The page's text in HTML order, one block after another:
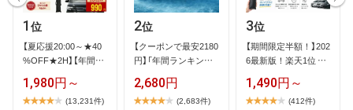
1 位
【​夏​応​援​2​0​:​0​0​～​★​4​0​
%​O​F​F​★​2​H​】​【​年​間​ラ​
1,980円～
(13,231件)
2位
【​ク​ー​ポ​ン​で​最​安​2​1​8​0​
円​】​「​年​間​ラ​ン​キ​ン​…
2,680円
(2,683件)
3位
【​期​間​限​定​半​額​！​】​2​0​2​
6​最​新​版​！​楽​天​1​位​ ​…
1,490円～
(412件)